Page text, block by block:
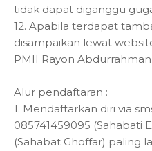
tidak dapat diganggu
12. Apabila terdapat
disampaikan lewat
PMII Rayon
Alur pendaftaran :
1. Mendaftarkan diri via
085741459095 (Sahabati
(Sahabat Ghoffar) paling